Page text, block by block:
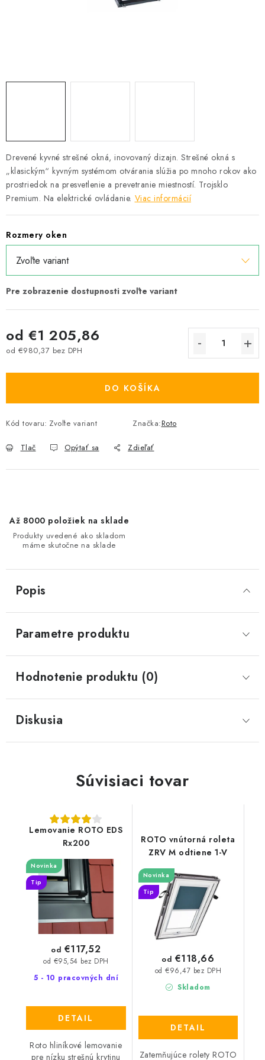
Podmínky ochrany osobních údajů
Drevené kyvné strešné okná, inovovaný dizajn. Strešné okná s
„klasickým“ kyvným systémom otvárania slúžia po mnoho rokov ako
prostriedok na presvetlenie a prevetranie miestností. Trojsklo
Premium. Na elektrické ovládanie. Viac informácií
Rozmery oken
od €1 205,86
od €980,37 bez DPH
DO KOŠÍKA
Kód tovaru: Zvoľte variant Značka:Roto
Tlač Opýtať sa Zdieľať
Až 8000 položiek na sklade
Produkty uvedené ako skladom
máme skutočne na sklade
Popis
Parametre produktu
Hodnotenie produktu (0)
Diskusia
Súvisiaci tovar
Lemovanie ROTO EDS
Rx200
Novinka
Tip
5 - 10 pracovných dní
od €95,54 bez DPH
od €117,52
DETAIL
Roto hliníkové lemovanie
pre nízku strešnú krytinu
ROTO vnútorná roleta
ZRV M odtiene 1-V
Novinka
Tip
Skladom
od €96,47 bez DPH
od €118,66
DETAIL
Zatemňujúce rolety ROTO